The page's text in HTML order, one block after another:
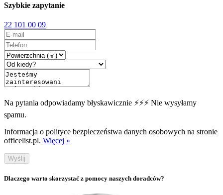
Szybkie zapytanie
22 101 00 09
Na pytania odpowiadamy błyskawicznie ⚡⚡⚡ Nie wysyłamy
spamu.
Informacja o polityce bezpieczeństwa danych osobowych na stronie
officelist.pl. Więcej »
Wyślij
Dlaczego warto skorzystać z pomocy naszych doradców?